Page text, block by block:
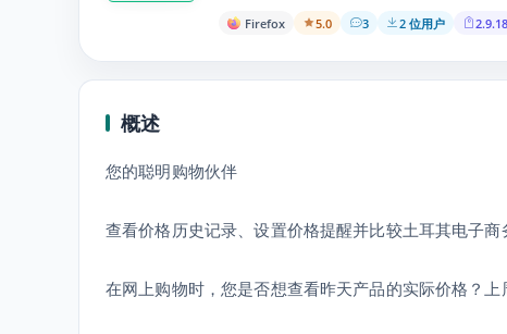
Firefox 5.0 3 2 位用户 2.9.18
概述
您的聪明购物伙伴
查看价格历史记录、设置价格提醒并比较土耳其电子商
在网上购物时，您是否想查看昨天产品的实际价格？